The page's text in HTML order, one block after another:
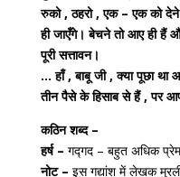
रुको , ठहरो , एक – एक को
ही जाएँगे। बेचने तो आए ही हैं
पूरी सत्तावन।
… हाँ , बाबू जी , क्या पूछा
तीन पैसे के हिसाब से हैं , पर
कठिन शब्द –
हर्ष – गद्गद – बहुत अधिक प्रेम
नोट – इस गद्यांश में लेखक